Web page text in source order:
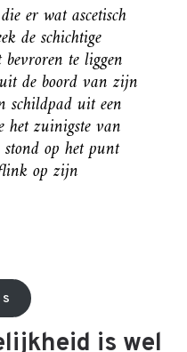
er wat ascetisch
de schichtige
te liggen
de boord van zijn
schildpad uit een
zuinigste van
op het punt
op zijn
is wel